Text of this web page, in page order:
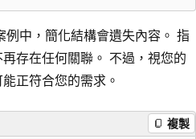
中，簡化結構會遺失內容。 指
存在任何關聯。 不過，視您的
正符合您的需求。
複製